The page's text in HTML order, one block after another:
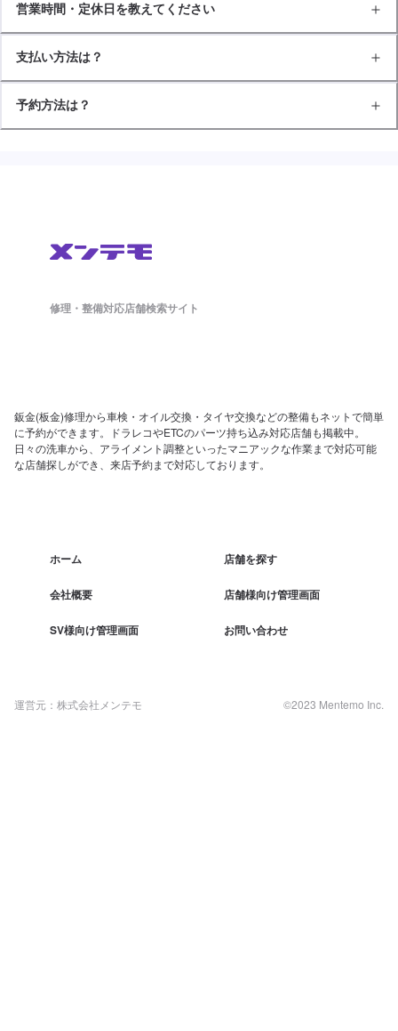
営業時間・定休日を教えてください
支払い方法は？
予約方法は？
修理・整備対応店舗検索サイト
鈑金(板金)修理から車検・オイル交換・タイヤ交換などの整備もネットで簡単
に予約ができます。ドラレコやETCのパーツ持ち込み対応店舗も掲載中。
日々の洗車から、アライメント調整といったマニアックな作業まで対応可能
な店舗探しができ、来店予約まで対応しております。
ホーム 店舗を探す
会社概要 店舗様向け管理画面
SV様向け管理画面 お問い合わせ
運営元：株式会社メンテモ ©2023 Mentemo Inc.